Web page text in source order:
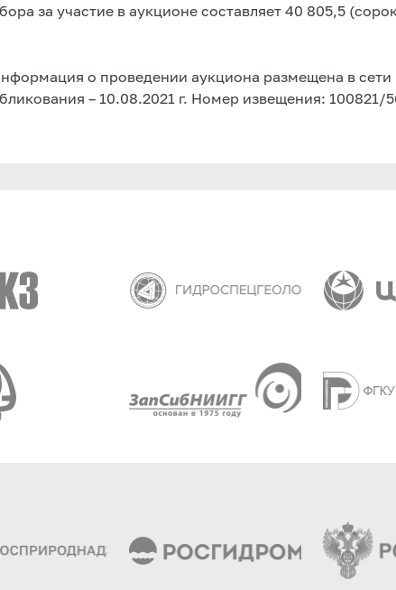
за участие в аукционе составляет 40 805,5
о проведении аукциона размещена в
– 10.08.2021 г. Номер извещения: 100821/